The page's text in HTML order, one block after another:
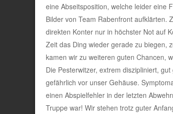
eine Abseitsposition, welche leider eine
Bilder von Team Rabenfront aufklärten.
direkten Konter nur in höchster Not auf
Zeit das Ding wieder gerade zu biegen,
kamen wir zu weiteren guten Chancen,
Die Pesterwitzer, extrem diszipliniert,
gefährlich vor unser Gehäuse.
einen Abspielfehler in der letzten
Truppe war! Wir stehen trotz guter